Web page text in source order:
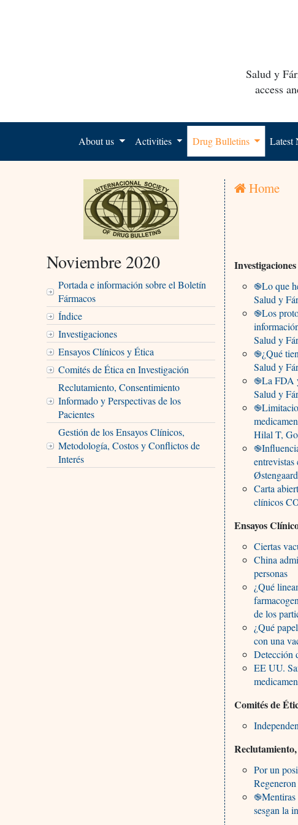
Salud y
access
About us Activities Drug Bulletins Latest
Noviembre 2020
Portada e información sobre el Boletín
Fármacos
Índice
Investigaciones
Ensayos Clínicos y Ética
Comités de Ética en Investigación
Reclutamiento, Consentimiento
Informado y Perspectivas de los
Pacientes
Gestión de los Ensayos Clínicos,
Metodología, Costos y Conflictos de
Interés
Home
Investigaciones
֎Lo que
Salud y
֎Los
Salud y
֎¿Qué
Salud y
֎La FDA
Salud y
Hilal T,
Carta
clínicos
Ensayos
Ciertas
China
personas
¿Qué
de los
¿Qué
con una
Detección
EE UU.
Comités de
Por un
֎Mentiras
sesgan la